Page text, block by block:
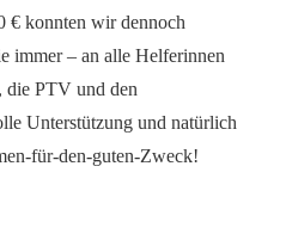
€ konnten wir dennoch
immer – an alle Helferinnen
die PTV und den
Unterstützung und natürlich
für-den-guten-Zweck!